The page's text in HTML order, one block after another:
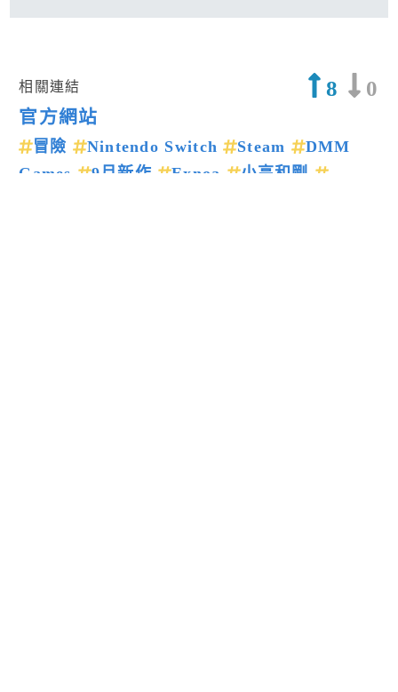
相關連結
官方網站
8 0
冒險 Nintendo Switch Steam
DMM
Games
9月新作 Exnoa
小高和剛